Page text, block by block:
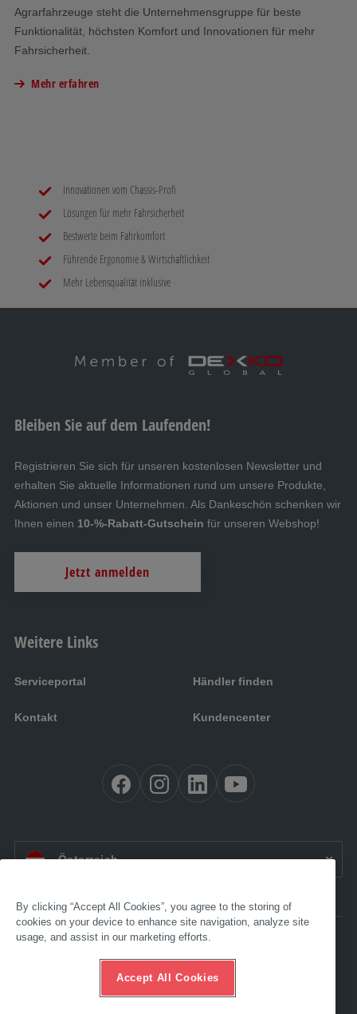
Agrarfahrzeuge steht die Unternehmensgruppe für beste
Funktionalität, höchsten Komfort und Innovationen für mehr
Fahrsicherheit.
Mehr erfahren
Innovationen vom Chassis-Profi
Lösungen für mehr Fahrsicherheit
Bestwerte beim Fahrkomfort
Führende Ergonomie & Wirtschaftlichkeit
Mehr Lebensqualität inklusive
Weitere Links
Serviceportal Händler finden
Kontakt Kundencenter
AT: Österreich
Bleiben Sie auf dem Laufenden!
Registrieren Sie sich für unseren kostenlosen Newsletter und
erhalten Sie aktuelle Informationen rund um unsere Produkte,
Aktionen und unser Unternehmen. Als Dankeschön schenken wir
Ihnen einen 10-%-Rabatt-Gutschein für unseren Webshop!
Jetzt anmelden
Barrierefreiheit
Impressum
AGB
Compliance
By clicking “Accept All Cookies”, you agree to the storing of
cookies on your device to enhance site navigation, analyze site
usage, and assist in our marketing efforts.
Accept All Cookies